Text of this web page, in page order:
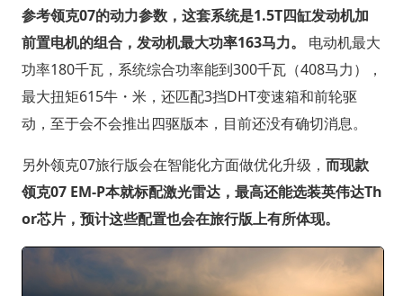
参考领克07的动力参数，这套系统是1.5T四缸发动机加
前置电机的组合，发动机最大功率163马力。
电动机最大
功率180千瓦，系统综合功率能到300千瓦（408马力），
最大扭矩615牛・米，还匹配3挡DHT变速箱和前轮驱
动，至于会不会推出四驱版本，目前还没有确切消息。
另外领克07旅行版会在智能化方面做优化升级， 而现款
领克07 EM-P本就标配激光雷达，最高还能选装英伟达Th
or芯片，预计这些配置也会在旅行版上有所体现。